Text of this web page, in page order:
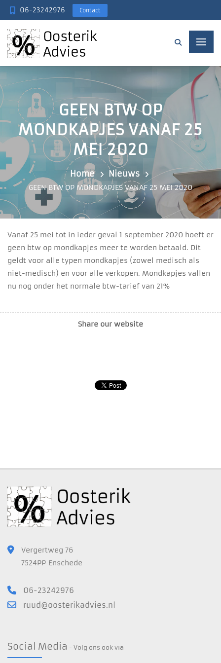
06-23242976 Contact
GEEN BTW OP
MONDKAPJES VANAF 25
MEI 2020
Home Nieuws
GEEN BTW OP MONDKAPJES VANAF 25 MEI 2020
Vanaf 25 mei tot in ieder geval 1 september 2020 hoeft er
geen btw op mondkapjes meer te worden betaald. Dit
geldt voor alle typen mondkapjes (zowel medisch als
niet-medisch) en voor alle verkopen. Mondkapjes vallen
nu nog onder het normale btw-tarief van 21%
Share our website
Vergertweg 76
7524PP Enschede
06-23242976
ruud@oosterikadvies.nl
Social Media - Volg ons ook via